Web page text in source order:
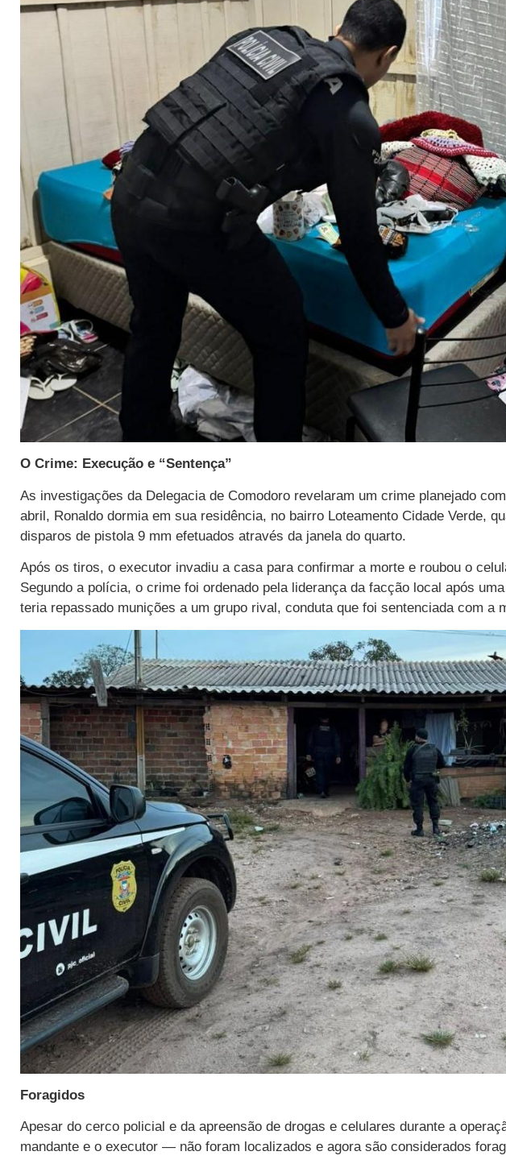
O Crime: Execução e “Sentença”
As investigações da Delegacia de Comodoro revelaram um crime planejado
abril, Ronaldo dormia em sua residência, no bairro Loteamento Cidade Verde,
disparos de pistola 9 mm efetuados através da janela do quarto.
Após os tiros, o executor invadiu a casa para confirmar a morte e roubou o
Segundo a polícia, o crime foi ordenado pela liderança da facção local após
teria repassado munições a um grupo rival, conduta que foi sentenciada com a
Foragidos
Apesar do cerco policial e da apreensão de drogas e celulares durante a
mandante e o executor — não foram localizados e agora são considerados